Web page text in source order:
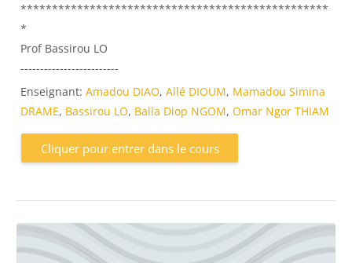
*************************************************
*
Prof Bassirou LO
-------------------------
Enseignant: Amadou DIAO, Allé DIOUM, Mamadou Simina
DRAME, Bassirou LO, Balla Diop NGOM, Omar Ngor THIAM
Cliquer pour entrer dans le cours